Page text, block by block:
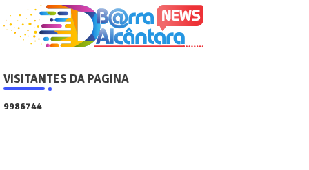
VISITANTES DA PAGINA
9986744